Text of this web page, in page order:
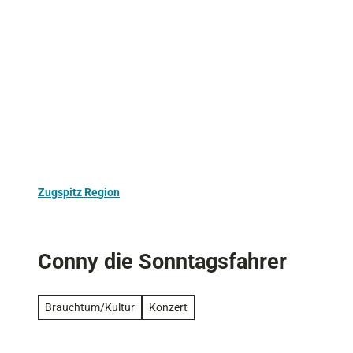
Zugspitz Region
Conny die Sonntagsfahrer
Brauchtum/Kultur Konzert